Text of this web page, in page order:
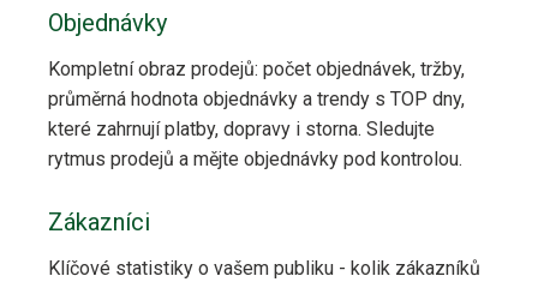
Objednávky
Kompletní obraz prodejů: počet objednávek, tržby,
průměrná hodnota objednávky a trendy s TOP dny,
které zahrnují platby, dopravy i storna. Sledujte
rytmus prodejů a mějte objednávky pod kontrolou.
Zákazníci
Klíčové statistiky o vašem publiku - kolik zákazníků